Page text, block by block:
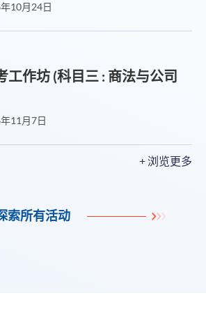
10月24日
工作坊 (科目三 : 商法与公司
11月7日
+ 浏览更多
索所有活动